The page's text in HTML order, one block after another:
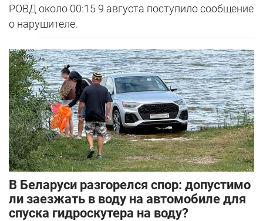
РОВД около 00:15 9 августа поступило сообщение
о нарушителе.
В Беларуси разгорелся спор: допустимо
ли заезжать в воду на автомобиле для
спуска гидроскутера на воду?